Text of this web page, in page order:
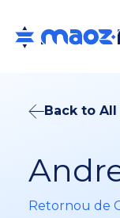
Back to
Retornou de